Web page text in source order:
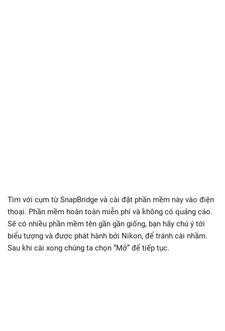
Tìm với cụm từ SnapBridge và cài đặt phần mềm này vào điện
thoại. Phần mềm hoàn toàn miễn phí và không có quảng cáo.
Sẽ có nhiều phần mềm tên gần gần giống, bạn hãy chú ý tới
biểu tượng và được phát hành bởi Nikon, để tránh cài nhầm.
Sau khi cài xong chúng ta chọn “Mở” để tiếp tục.